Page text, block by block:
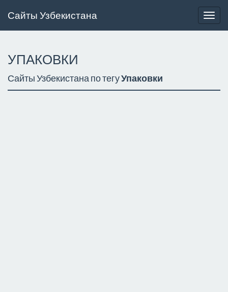
Сайты Узбекистана
УПАКОВКИ
Сайты Узбекистана по тегуУпаковки